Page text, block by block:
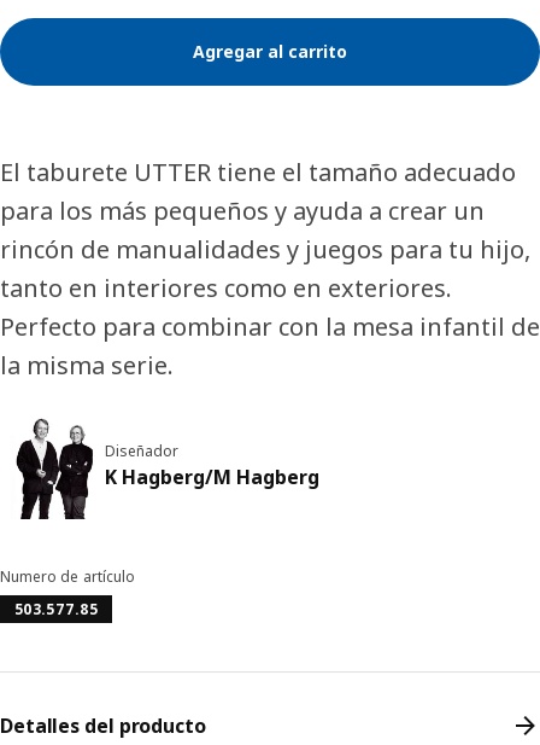
Agregar al carrito
El taburete UTTER tiene el tamaño adecuado
para los más pequeños y ayuda a crear un
rincón de manualidades y juegos para tu hijo,
tanto en interiores como en exteriores.
Perfecto para combinar con la mesa infantil de
la misma serie.
Diseñador
K Hagberg/M Hagberg
Numero de artículo
503.577.85
Detalles del producto